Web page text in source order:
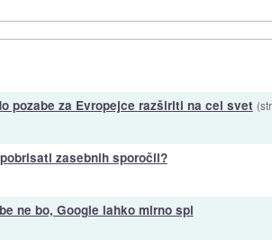
pozabe za Evropejce razširiti na cel svet
zasebnih sporočil?
ne bo, Google lahko mirno spi